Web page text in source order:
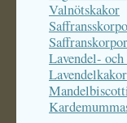
Valnötskakor
Lavendel-
Lavendelkakor